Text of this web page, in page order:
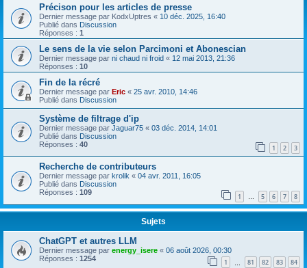
Précison pour les articles de presse
Dernier message par KodxUptres « 10 déc. 2025, 16:40
Publié dans Discussion
Réponses : 1
Le sens de la vie selon Parcimoni et Abonescian
Dernier message par ni chaud ni froid « 12 mai 2013, 21:36
Réponses : 10
Fin de la récré
Dernier message par Eric « 25 avr. 2010, 14:46
Publié dans Discussion
Système de filtrage d'ip
Dernier message par Jaguar75 « 03 déc. 2014, 14:01
Publié dans Discussion
Réponses : 40 1 2 3
Recherche de contributeurs
Dernier message par krolik « 04 avr. 2011, 16:05
Publié dans Discussion
Réponses : 109 1 … 5 6 7 8
Sujets
ChatGPT et autres LLM
Dernier message par energy_isere « 06 août 2026, 00:30
Réponses : 1254 1 81 82 83 84